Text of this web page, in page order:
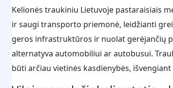
Kelionės traukiniu Lietuvoje pastaraisiais
ir saugi transporto priemonė, leidžianti
geros infrastruktūros ir nuolat gerėjančių
alternatyva automobiliui ar autobusui.
būti arčiau vietinės kasdienybės,